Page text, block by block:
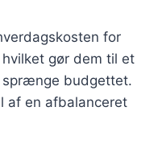
for
gør dem til et
sprænge budgettet.
af en afbalanceret